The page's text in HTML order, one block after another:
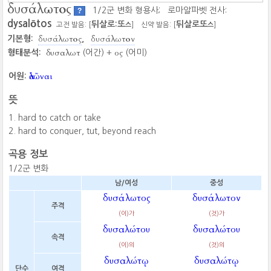
δυσάλωτος ? 1/2군 변화 형용사; 로마알파벳 전사:
dysalōtos 고전 발음: [뒤살로:또스 신약 발음: [뒤살로또스
기본형: δυσάλωτος δυσάλωτον
형태분석: δυσαλωτ (어간) + ος (어미)
어원: ἁλῶναι
뜻
hard to catch or take
hard to conquer, tut, beyond reach
곡용 정보
1/2군 변화
남/여성 중성
단수
주격
δυσάλωτος
(이)가
δυσάλωτον
(것)가
속격
δυσαλώτου
(이)의
δυσαλώτου
(것)의
여격
δυσαλώτῳ δυσαλώτῳ